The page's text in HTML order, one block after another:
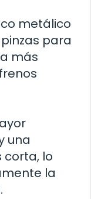
metálico
para
más
una
lo
la